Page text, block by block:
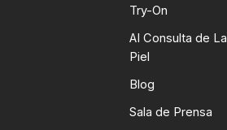
Try-On
AI Consulta de La
Piel
Blog
Sala de Prensa